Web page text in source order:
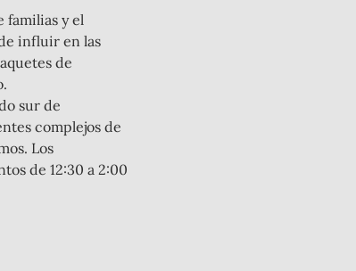
familias y el
influir en las
de
complejos de
Los
de 12:30 a 2:00